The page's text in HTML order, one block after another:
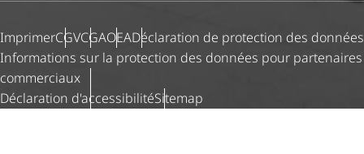
ImprimerCGVCGAOEADéclaration de protection des données
Informations sur la protection des données pour partenaires
commerciaux
Déclaration d'ac­ces­si­bi­litéSitemap